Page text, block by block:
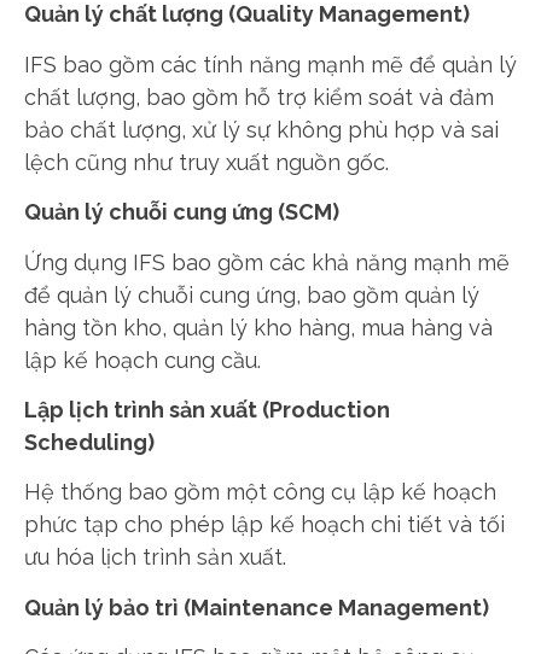
Quản lý chất lượng (Quality Management)
IFS bao gồm các tính năng mạnh mẽ để quản lý
chất lượng, bao gồm hỗ trợ kiểm soát và đảm
bảo chất lượng, xử lý sự không phù hợp và sai
lệch cũng như truy xuất nguồn gốc.
Quản lý chuỗi cung ứng (SCM)
Ứng dụng IFS bao gồm các khả năng mạnh mẽ
để quản lý chuỗi cung ứng, bao gồm quản lý
hàng tồn kho, quản lý kho hàng, mua hàng và
lập kế hoạch cung cầu.
Lập lịch trình sản xuất (Production
Scheduling)
Hệ thống bao gồm một công cụ lập kế hoạch
phức tạp cho phép lập kế hoạch chi tiết và tối
ưu hóa lịch trình sản xuất.
Quản lý bảo trì (Maintenance Management)